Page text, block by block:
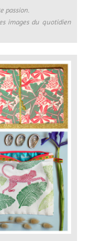
passion.
images du quotidien